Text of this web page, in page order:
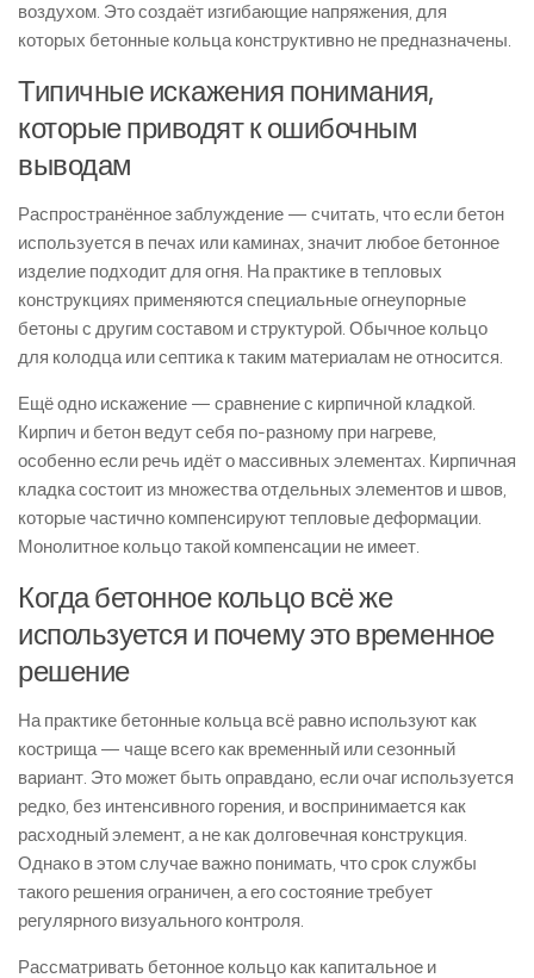
воздухом. Это создаёт изгибающие напряжения, для
которых бетонные кольца конструктивно не предназначены.
Типичные искажения понимания,
которые приводят к ошибочным
выводам
Распространённое заблуждение — считать, что если бетон
используется в печах или каминах, значит любое бетонное
изделие подходит для огня. На практике в тепловых
конструкциях применяются специальные огнеупорные
бетоны с другим составом и структурой. Обычное кольцо
для колодца или септика к таким материалам не относится.
Ещё одно искажение — сравнение с кирпичной кладкой.
Кирпич и бетон ведут себя по-разному при нагреве,
особенно если речь идёт о массивных элементах. Кирпичная
кладка состоит из множества отдельных элементов и швов,
которые частично компенсируют тепловые деформации.
Монолитное кольцо такой компенсации не имеет.
Когда бетонное кольцо всё же
используется и почему это временное
решение
На практике бетонные кольца всё равно используют как
кострища — чаще всего как временный или сезонный
вариант. Это может быть оправдано, если очаг используется
редко, без интенсивного горения, и воспринимается как
расходный элемент, а не как долговечная конструкция.
Однако в этом случае важно понимать, что срок службы
такого решения ограничен, а его состояние требует
регулярного визуального контроля.
Рассматривать бетонное кольцо как капитальное и